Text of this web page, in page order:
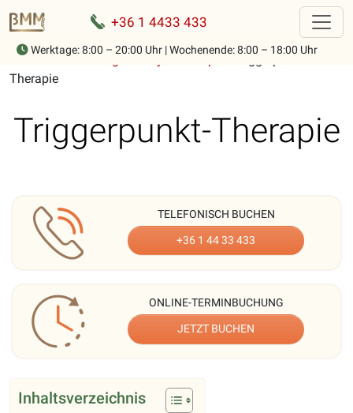
+36 1 4433 433
Werktage: 8:00 – 20:00 Uhr | Wochenende: 8:00 – 18:00 Uhr
Home Behandlungen Physiotherapie
Triggerpunkt-
Therapie
Triggerpunkt-Therapie
TELEFONISCH BUCHEN
+36 1 44 33 433
ONLINE-TERMINBUCHUNG
JETZT BUCHEN
Inhaltsverzeichnis